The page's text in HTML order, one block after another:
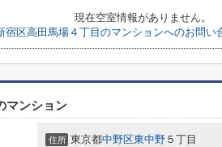
現在空室情報がありません。
宿区高田馬場４丁目のマンションへのお問い
マンション
住所 東京都中野区東中野 ５丁目